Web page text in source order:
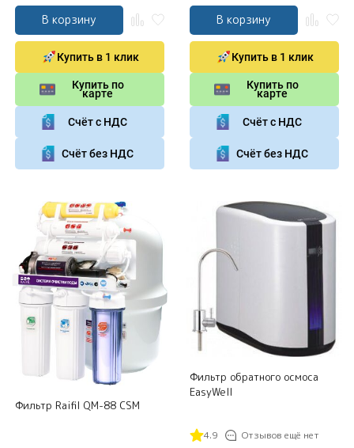
В корзину
Купить в 1 клик
Купить по
карте
Счёт с НДС
Счёт без НДС
В корзину
Купить в 1 клик
Купить по
карте
Счёт с НДС
Счёт без НДС
Фильтр Raifil QM-88 CSM
Фильтр обратного осмоса
EasyWell
4.9 Отзывов ещё нет